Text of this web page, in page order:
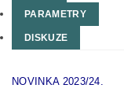
PARAMETRY
DISKUZE
NOVINKA 2023/24.